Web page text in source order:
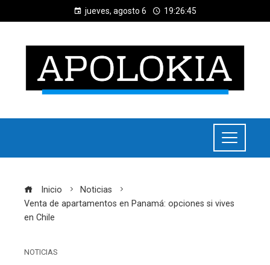
jueves, agosto 6 19:26:45
Inicio
Noticias
Venta de apartamentos en Panamá: opciones si vives
en Chile
NOTICIAS